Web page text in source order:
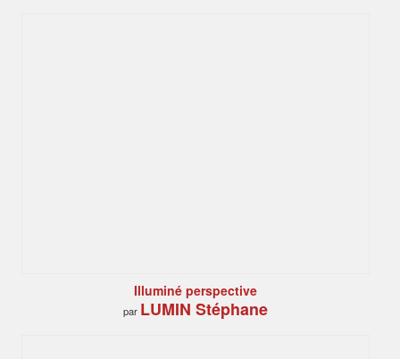
Illuminé perspective
par LUMIN Stéphane